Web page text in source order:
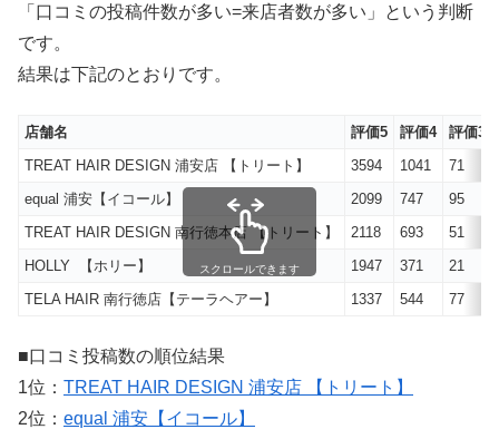
「口コミの投稿件数が多い=来店者数が多い」という判断
です。
結果は下記のとおりです。
店舗名 評価5 評価4 評価3
TREAT HAIR DESIGN 浦安店 【トリート】
3594 1041 71
equal 浦安【イコール】
2099 747 95
TREAT HAIR DESIGN 南行徳本店 【トリート】
2118 693 51
HOLLY 【ホリー】
1947 371 21
TELA HAIR 南行徳店【テーラヘアー】
1337 544 77
スクロールできます
■口コミ投稿数の順位結果
1位： TREAT HAIR DESIGN 浦安店 【トリート】
2位： equal 浦安【イコール】